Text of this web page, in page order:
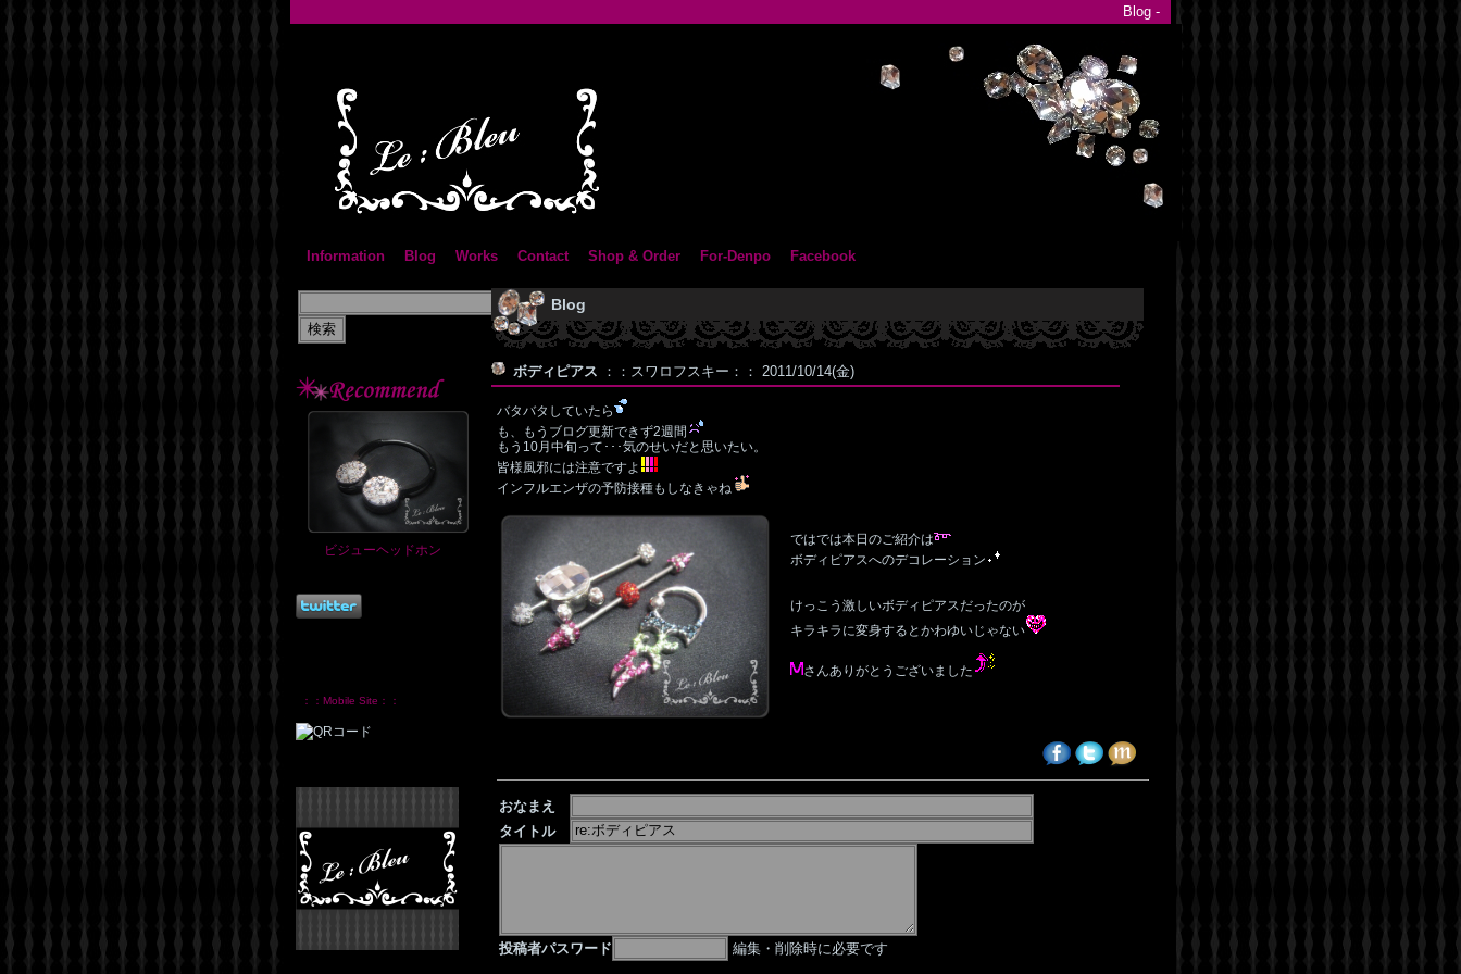
Blog -
Information Blog Works Contact Shop & Order For-Denpo Facebook
ビジューヘッドホン
：：Mobile Site：：
Blog
ボディピアス ：：スワロフスキー：： 2011/10/14(金)
バタバタしていたら
も、もうブログ更新できず2週間
もう10月中旬って･･･気のせいだと思いたい。
皆様風邪には注意ですよ
インフルエンザの予防接種もしなきゃね
ではでは本日のご紹介は
ボディピアスへのデコレーション
けっこう激しいボディピアスだったのが
キラキラに変身するとかわゆいじゃない
さんありがとうございました
おなまえ
タイトル
投稿者パスワード 編集・削除時に必要です